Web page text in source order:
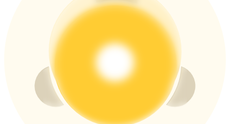
Lebih Banyak Acara
Menangkan Hadiah dan Hadiah Eksklusif
Pusat Hadiah
Mendaftar